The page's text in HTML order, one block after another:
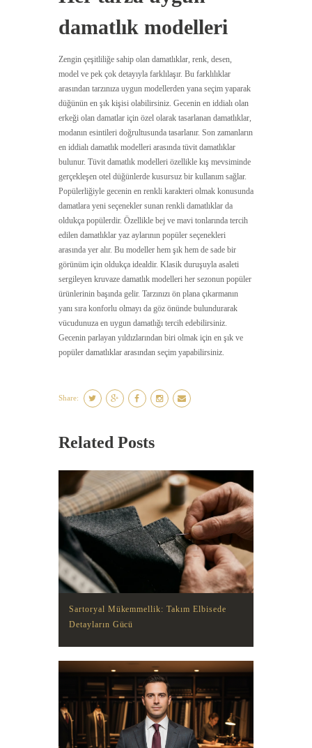
damatlık modelleri
Zengin çeşitliliğe sahip olan damatlıklar, renk, desen,
model ve pek çok detayıyla farklılaşır. Bu farklılıklar
arasından tarzınıza uygun modellerden yana seçim yaparak
düğünün en şık kişisi olabilirsiniz. Gecenin en iddialı olan
erkeği olan damatlar için özel olarak tasarlanan damatlıklar,
modanın esintileri doğrultusunda tasarlanır. Son zamanların
en iddialı damatlık modelleri arasında tüvit damatlıklar
bulunur. Tüvit damatlık modelleri özellikle kış mevsiminde
gerçekleşen otel düğünlerde kusursuz bir kullanım sağlar.
Popülerliğiyle gecenin en renkli karakteri olmak konusunda
damatlara yeni seçenekler sunan renkli damatlıklar da
oldukça popülerdir. Özellikle bej ve mavi tonlarında tercih
edilen damatlıklar yaz aylarının popüler seçenekleri
arasında yer alır. Bu modeller hem şık hem de sade bir
görünüm için oldukça idealdir. Klasik duruşuyla asaleti
sergileyen kruvaze damatlık modelleri her sezonun popüler
ürünlerinin başında gelir. Tarzınızı ön plana çıkarmanın
yanı sıra konforlu olmayı da göz önünde bulundurarak
vücudunuza en uygun damatlığı tercih edebilirsiniz.
Gecenin parlayan yıldızlarından biri olmak için en şık ve
popüler damatlıklar arasından seçim yapabilirsiniz.
Share:
Related Posts
Sartoryal Mükemmellik: Takım Elbisede
Detayların Gücü